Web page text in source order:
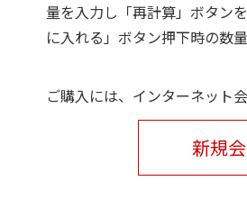
量を入力し「再計算」ボタン
に入れる」ボタン押下時の数
ご購入には、インターネット
新規